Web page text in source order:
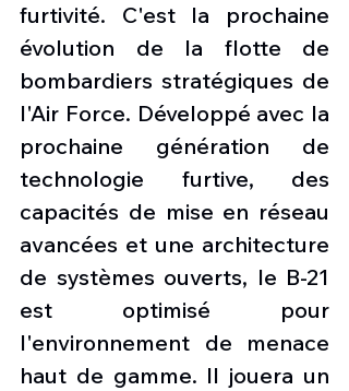
furtivité. C'est la prochaine
évolution de la flotte de
bombardiers stratégiques de
l'Air Force. Développé avec la
prochaine génération de
technologie furtive, des
capacités de mise en réseau
avancées et une architecture
de systèmes ouverts, le B-21
est optimisé pour
l'environnement de menace
haut de gamme. Il jouera un